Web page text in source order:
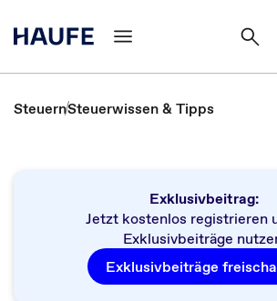
SteuernSteuerwissen & Tipps
Exklusivbeitrag:
Jetzt kostenlos registrieren
Exklusivbeiträge
Exklusivbeiträge